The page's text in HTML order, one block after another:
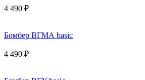
4 490 ₽
Бомбер ВГМА basic
4 490 ₽